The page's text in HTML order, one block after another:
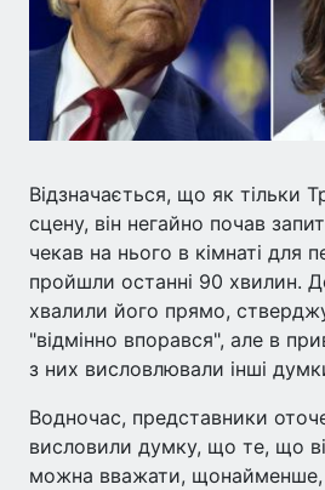
Відзначається, що як тільки
сцену, він негайно почав
чекав на нього в кімнаті для
пройшли останні 90 хвилин.
хвалили його прямо,
"відмінно впорався", але в
з них висловлювали інші
Водночас, представники
висловили думку, що те, що
можна вважати, щонайменше,